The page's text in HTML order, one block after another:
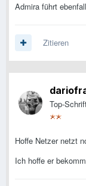
Admira führt
Zitieren
Top-
Hoffe Netzer netzt
Ich hoffe er